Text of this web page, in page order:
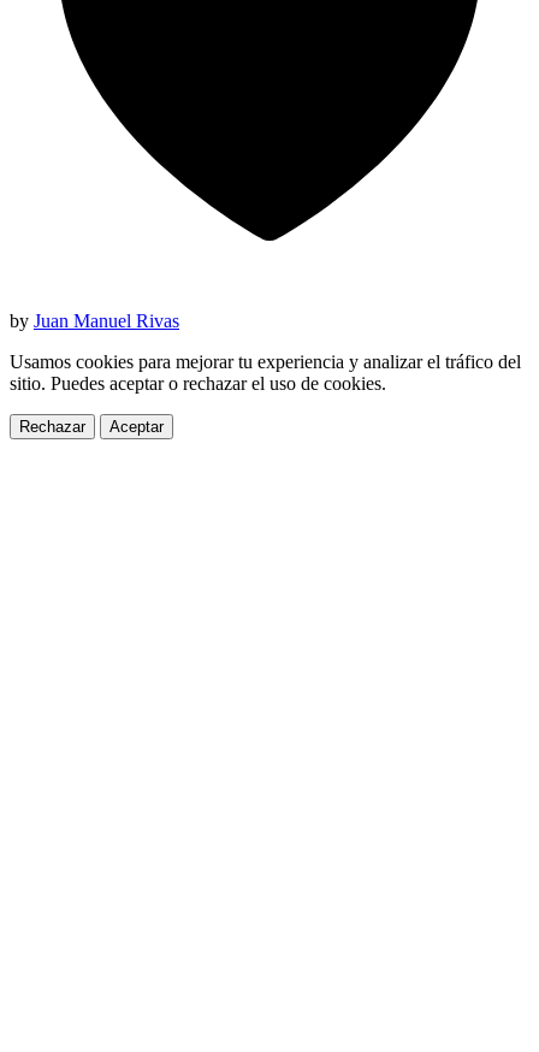
by Juan Manuel Rivas
Usamos cookies para mejorar tu experiencia y analizar el tráfico del
sitio. Puedes aceptar o rechazar el uso de cookies.
Rechazar Aceptar